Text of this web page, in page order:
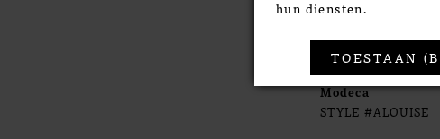
Modeca
STYLE #ALOUISE
hun diensten.
TOESTAAN